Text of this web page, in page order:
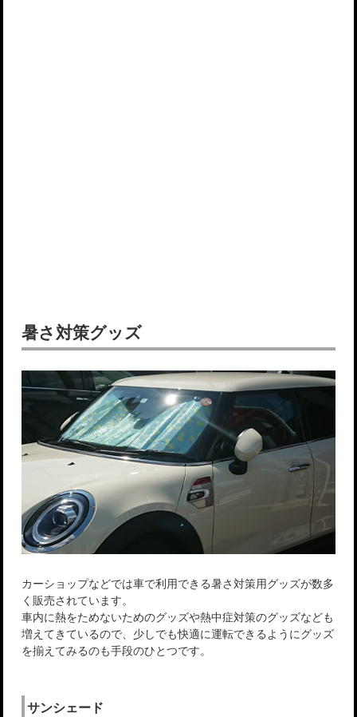
暑さ対策グッズ
カーショップなどでは車で利用できる暑さ対策用グッズが数多
く販売されています。
車内に熱をためないためのグッズや熱中症対策のグッズなども
増えてきているので、少しでも快適に運転できるようにグッズ
を揃えてみるのも手段のひとつです。
サンシェード